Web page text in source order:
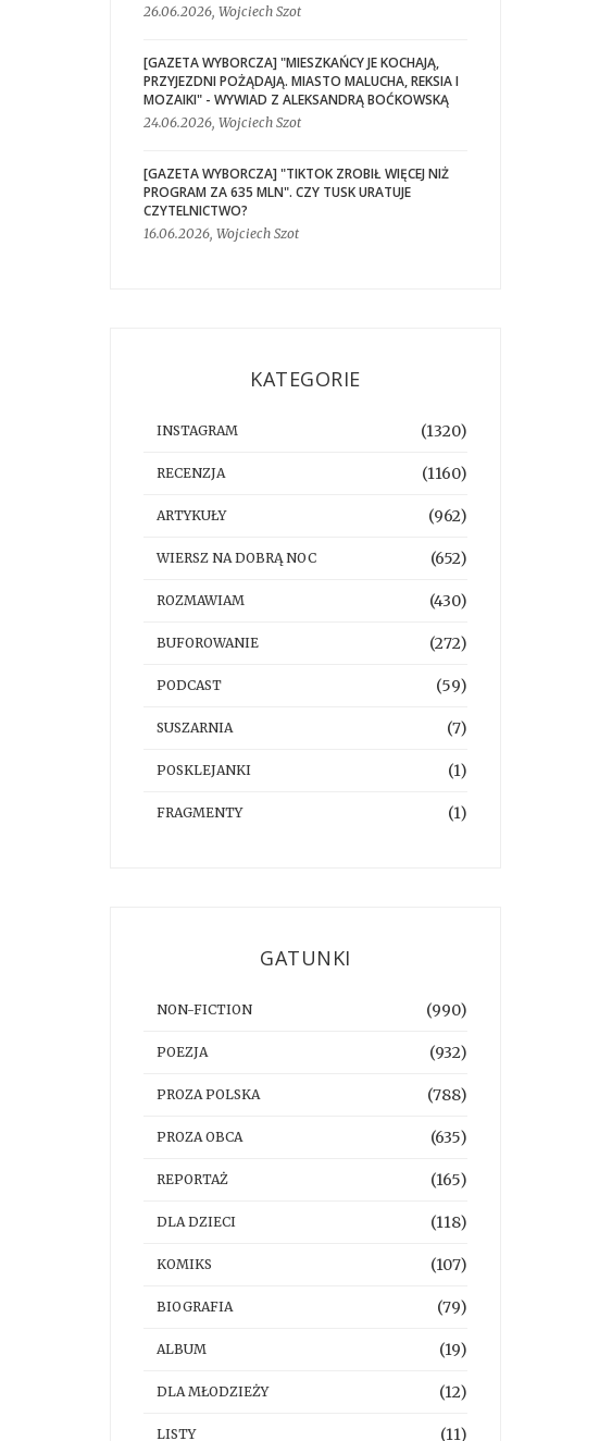
26.06.2026, Wojciech Szot
[GAZETA WYBORCZA] "MIESZKAŃCY JE KOCHAJĄ,
PRZYJEZDNI POŻĄDAJĄ. MIASTO MALUCHA, REKSIA I
MOZAIKI" - WYWIAD Z ALEKSANDRĄ BOĆKOWSKĄ
24.06.2026, Wojciech Szot
[GAZETA WYBORCZA] "TIKTOK ZROBIŁ WIĘCEJ NIŻ
PROGRAM ZA 635 MLN". CZY TUSK URATUJE
CZYTELNICTWO?
16.06.2026, Wojciech Szot
KATEGORIE
INSTAGRAM (1320)
RECENZJA (1160)
ARTYKUŁY (962)
WIERSZ NA DOBRĄ NOC (652)
ROZMAWIAM (430)
BUFOROWANIE (272)
PODCAST (59)
SUSZARNIA (7)
POSKLEJANKI (1)
FRAGMENTY (1)
GATUNKI
NON-FICTION (990)
POEZJA (932)
PROZA POLSKA (788)
PROZA OBCA (635)
REPORTAŻ (165)
DLA DZIECI (118)
KOMIKS (107)
BIOGRAFIA (79)
ALBUM (19)
DLA MŁODZIEŻY (12)
LISTY (11)